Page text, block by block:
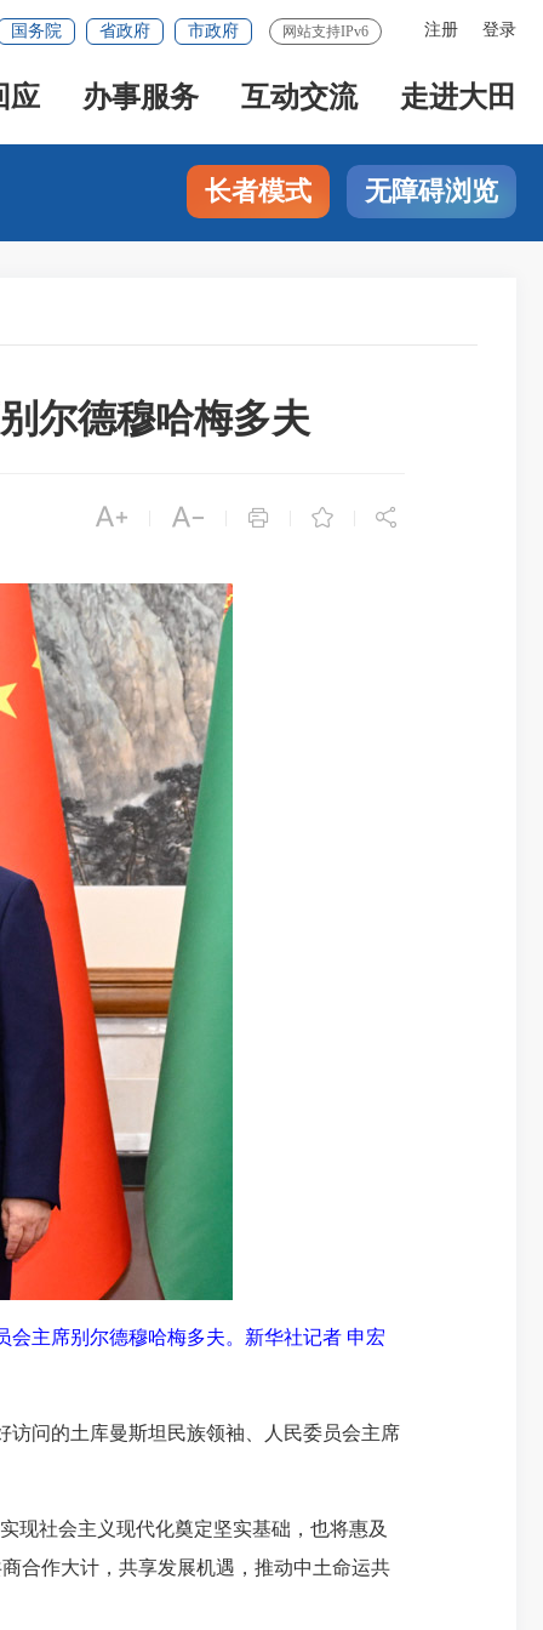
注册 登录
国务院 省政府 市政府 网站支持IPv6
应 办事服务 互动交流 走进大田
长者模式 无障碍浏览
尔德穆哈梅多夫
    
主席别尔德穆哈梅多夫。新华社记者 申宏
问的土库曼斯坦民族领袖、人民委员会主席
社会主义现代化奠定坚实基础，也将惠及
合作大计，共享发展机遇，推动中土命运共